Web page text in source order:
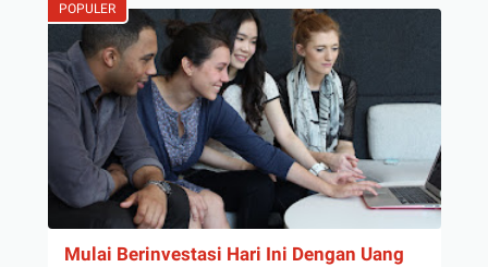
POPULER
Mulai Berinvestasi Hari Ini Dengan Uang